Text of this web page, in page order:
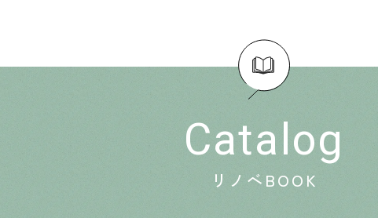
Catalog
リノベBOOK